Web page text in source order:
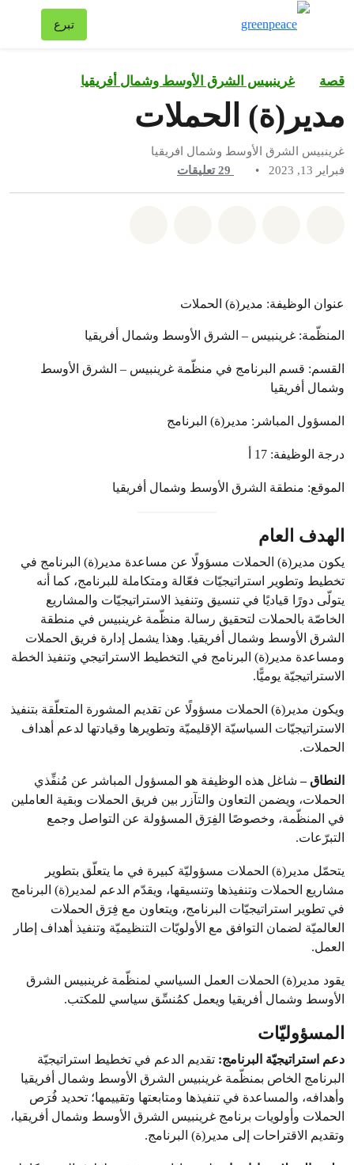
تبرع
قصة غرينبيس الشرق الأوسط وشمال أفريقيا
مدير(ة) الحملات
غرينبيس الشرق الأوسط وشمال افريقيا
فبراير 13, 2023
•
29 تعليقات
عنوان الوظيفة: مدير(ة) الحملات
المنظّمة: غرينبيس – الشرق الأوسط وشمال أفريقيا
القسم: قسم البرنامج في منظّمة غرينبيس – الشرق الأوسط
وشمال أفريقيا
المسؤول المباشر: مدير(ة) البرنامج
درجة الوظيفة: 17 أ
الموقع: منطقة الشرق الأوسط وشمال أفريقيا
الهدف العام
يكون مدير(ة) الحملات مسؤولًا عن مساعدة مدير(ة) البرنامج في
تخطيط وتطوير استراتيجيّات فعّالة ومتكاملة للبرنامج، كما أنه
يتولّى دورًا قياديًا في تنسيق وتنفيذ الاستراتيجيّات والمشاريع
الخاصّة بالحملات لتحقيق رسالة منظّمة غرينبيس في منطقة
الشرق الأوسط وشمال أفريقيا. وهذا يشمل إدارة فريق الحملات
ومساعدة مدير(ة) البرنامج في التخطيط الاستراتيجي وتنفيذ الخطة
الاستراتيجيّة يوميًّا.
ويكون مدير(ة) الحملات مسؤولًا عن تقديم المشورة المتعلّقة بتنفيذ
الاستراتيجيّات السياسيّة الإقليميّة وتطويرها وقيادتها لدعم أهداف
الحملات.
النطاق – شاغل هذه الوظيفة هو المسؤول المباشر عن مُنفِّذي
الحملات، ويضمن التعاون والتآزر بين فريق الحملات وبقية العاملين
في المنظّمة، وخصوصًا الفِرَق المسؤولة عن التواصل وجمع
التبرّعات.
يتحمّل مدير(ة) الحملات مسؤوليّة كبيرة في ما يتعلّق بتطوير
مشاريع الحملات وتنفيذها وتنسيقها، ويقدّم الدعم لمدير(ة) البرنامج
في تطوير استراتيجيّات البرنامج، ويتعاون مع فِرَق الحملات
العالميّة لضمان التوافق مع الأولويّات التنظيميّة وتنفيذ أهداف إطار
العمل.
يقود مدير(ة) الحملات العمل السياسي لمنظّمة غرينبيس الشرق
الأوسط وشمال أفريقيا ويعمل كمُنسِّق سياسي للمكتب.
المسؤوليّات
دعم استراتيجيّة البرنامج: تقديم الدعم في تخطيط استراتيجيّة
البرنامج الخاص بمنظّمة غرينبيس الشرق الأوسط وشمال أفريقيا
وأهدافه، والمساعدة في تنفيذها ومتابعتها وتقييمها؛ تحديد فُرَص
الحملات وأولويات برنامج غرينبيس الشرق الأوسط وشمال أفريقيا،
وتقديم الاقتراحات إلى مدير(ة) البرنامج.